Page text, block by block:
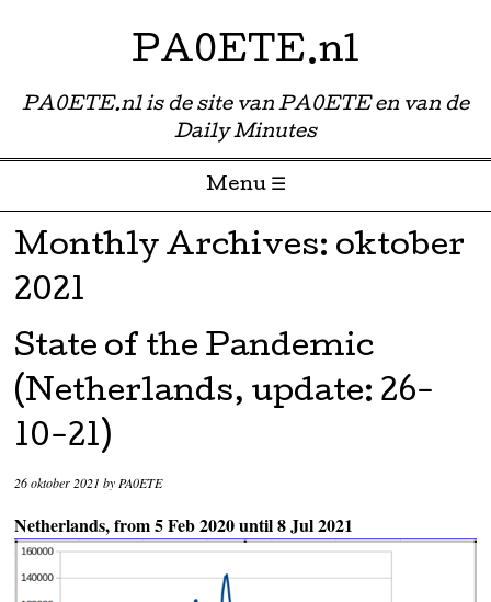
PA0ETE.nl
PA0ETE.nl is de site van PA0ETE en van de
Daily Minutes
Menu ☰
Skip to content
Monthly Archives: oktober
2021
State of the Pandemic
(Netherlands, update: 26-
10-21)
26 oktober 2021 byPA0ETE
Netherlands, from 5 Feb 2020 until 8 Jul 2021